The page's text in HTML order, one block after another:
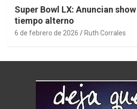
Super Bowl LX: Anuncian
tiempo alterno
6 de febrero de 2026 Ruth Corrales